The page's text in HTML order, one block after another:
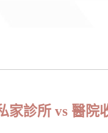
家診所 vs 醫院